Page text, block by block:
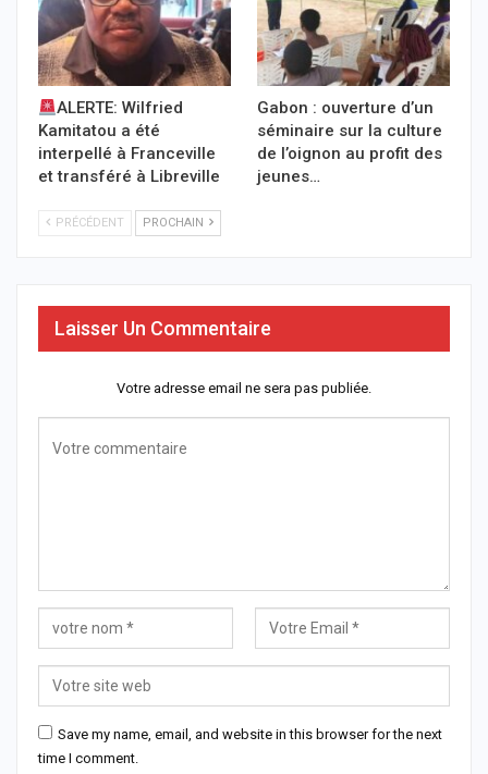
ALERTE: Wilfried
Kamitatou a été
interpellé à Franceville
et transféré à Libreville
Gabon : ouverture d’un
séminaire sur la culture
de l’oignon au profit des
jeunes…
PRÉCÉDENT PROCHAIN
Laisser Un Commentaire
Votre adresse email ne sera pas publiée.
Save my name, email, and website in this browser for the next
time I comment.